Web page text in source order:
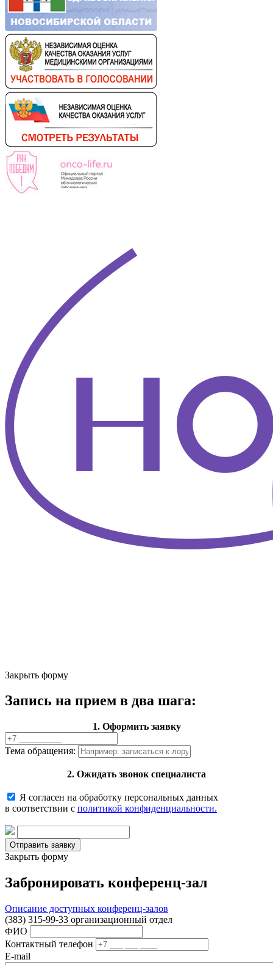
Закрыть форму
Запись на прием в два шага:
1. Оформить заявку
Тема обращения:
2. Ожидать звонок специалиста
Я согласен на обработку персональных данных
в соответствии с политикой конфиденциальности.
Закрыть форму
Забронировать конференц-зал
Описание доступных конференц-залов
(383) 315-99-33 организационный отдел
ФИО
Контактный телефон
E-mail